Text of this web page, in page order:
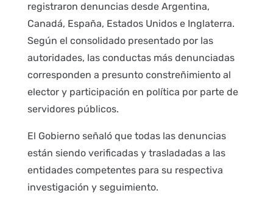
registraron denuncias desde Argentina,
Canadá, España, Estados Unidos e Inglaterra.
Según el consolidado presentado por las
autoridades, las conductas más denunciadas
corresponden a presunto constreñimiento al
elector y participación en política por parte de
servidores públicos.
El Gobierno señaló que todas las denuncias
están siendo verificadas y trasladadas a las
entidades competentes para su respectiva
investigación y seguimiento.